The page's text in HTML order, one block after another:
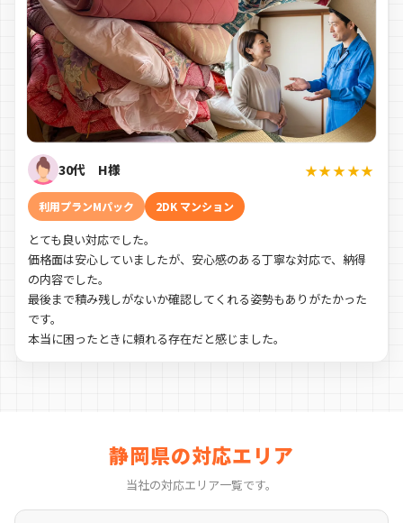
30代 H様 ★★★★★
利用プランMパック 2DK マンション
とても良い対応でした。
価格面は安心していましたが、安心感のある丁寧な対応で、納得
の内容でした。
最後まで積み残しがないか確認してくれる姿勢もありがたかった
です。
本当に困ったときに頼れる存在だと感じました。
静岡県の対応エリア
当社の対応エリア一覧です。